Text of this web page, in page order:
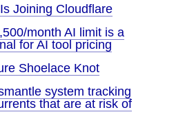
Joining Cloudflare
month AI limit is a
for AI tool pricing
Shoelace Knot
system tracking
that are at risk of